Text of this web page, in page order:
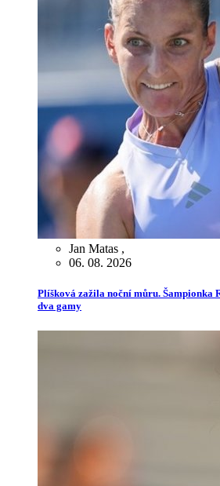
Jan Matas ,
06. 08. 2026
Plíšková zažila noční můru. Šampionka
dva gamy